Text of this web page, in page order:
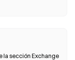
la sección Exchange